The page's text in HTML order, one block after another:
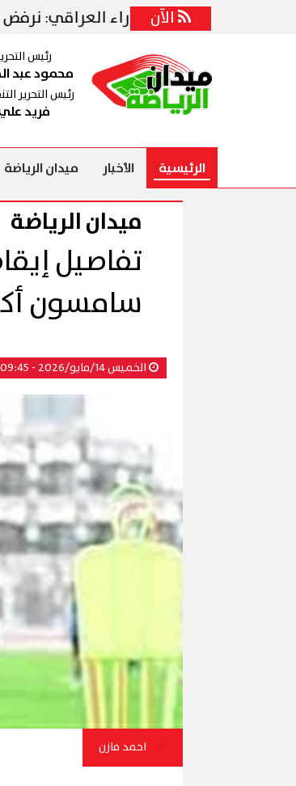
الآن
رئيس الوزراء العراقي: نرفض
رئيس
محمود عبد
رئيس التحرير
فريد
الرئيسية الأخبار ميدان الرياضة
ميدان الرياضة
تفاصيل
سامسون
الخميس 14/مايو/2026 - 09:45 ص
احمد مازن